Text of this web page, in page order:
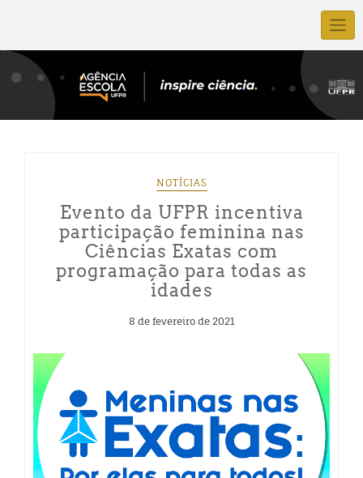
NOTÍCIAS
Evento da UFPR incentiva
participação feminina nas
Ciências Exatas com
programação para todas as
idades
8 de fevereiro de 2021